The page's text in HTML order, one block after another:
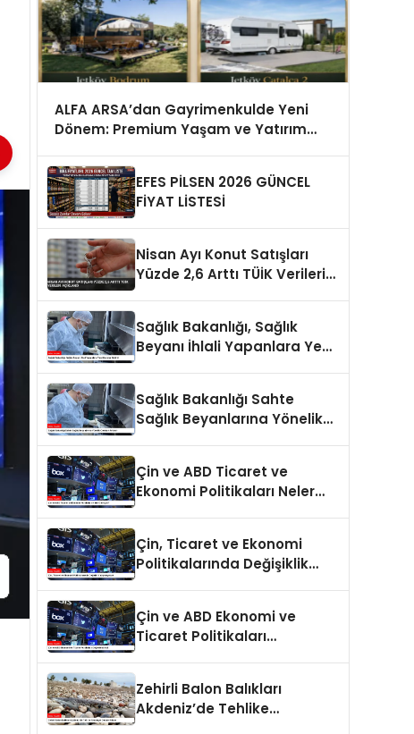
ALFA ARSA’dan Gayrimenkulde Yeni
Dönem: Premium Yaşam ve Yatırım
EFES PİLSEN 2026 GÜNCEL
FİYAT LİSTESİ
Nisan Ayı Konut Satışları
Yüzde 2,6 Arttı TÜİK Verileri
Sağlık Bakanlığı, Sağlık
Beyanı İhlali Yapanlara Yeni
Sağlık Bakanlığı Sahte
Sağlık Beyanlarına Yönelik
Çin ve ABD Ticaret ve
Ekonomi Politikaları Neler
Çin, Ticaret ve Ekonomi
Politikalarında Değişiklik
Çin ve ABD Ekonomi ve
Ticaret Politikaları
Zehirli Balon Balıkları
Akdeniz’de Tehlike